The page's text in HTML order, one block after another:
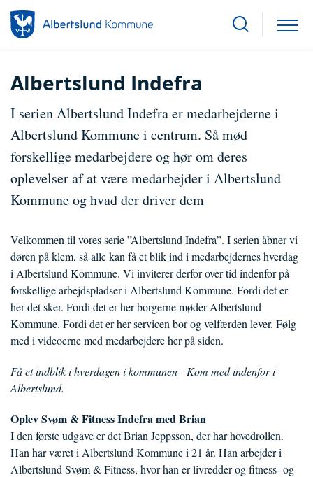
Albertslund Indefra
I serien Albertslund Indefra er medarbejderne i
Albertslund Kommune i centrum. Så mød
forskellige medarbejdere og hør om deres
oplevelser af at være medarbejder i Albertslund
Kommune og hvad der driver dem
Velkommen til vores serie ”Albertslund Indefra”. I serien åbner vi
døren på klem, så alle kan få et blik ind i medarbejdernes hverdag
i Albertslund Kommune. Vi inviterer derfor over tid indenfor på
forskellige arbejdspladser i Albertslund Kommune. Fordi det er
her det sker. Fordi det er her borgerne møder Albertslund
Kommune. Fordi det er her servicen bor og velfærden lever. Følg
med i videoerne med medarbejdere her på siden.
Få et indblik i hverdagen i kommunen - Kom med indenfor i
Albertslund.
Oplev Svøm & Fitness Indefra med Brian
I den første udgave er det Brian Jeppsson, der har hovedrollen.
Han har været i Albertslund Kommune i 21 år. Han arbejder i
Albertslund Svøm & Fitness, hvor han er livredder og fitness- og